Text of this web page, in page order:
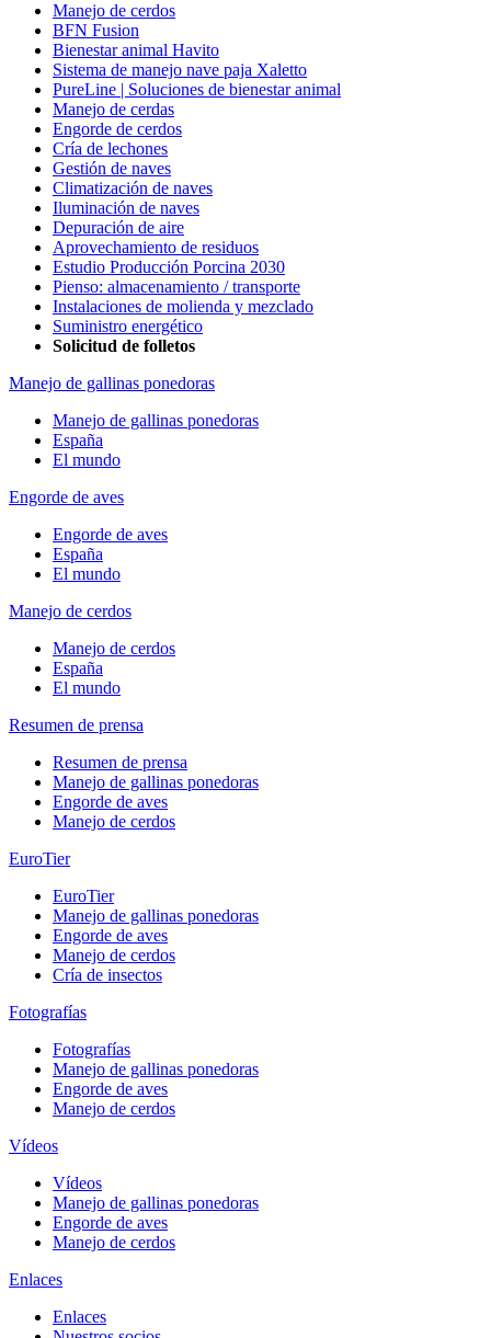
Manejo de cerdos
BFN Fusion
Bienestar animal Havito
Sistema de manejo nave paja Xaletto
PureLine | Soluciones de bienestar animal
Manejo de cerdas
Engorde de cerdos
Cría de lechones
Gestión de naves
Climatización de naves
Iluminación de naves
Depuración de aire
Aprovechamiento de residuos
Estudio Producción Porcina 2030
Pienso: almacenamiento / transporte
Instalaciones de molienda y mezclado
Suministro energético
Solicitud de folletos
Manejo de gallinas ponedoras
Manejo de gallinas ponedoras
España
El mundo
Engorde de aves
Engorde de aves
España
El mundo
Manejo de cerdos
Manejo de cerdos
España
El mundo
Resumen de prensa
Resumen de prensa
Manejo de gallinas ponedoras
Engorde de aves
Manejo de cerdos
EuroTier
EuroTier
Manejo de gallinas ponedoras
Engorde de aves
Manejo de cerdos
Cría de insectos
Fotografías
Fotografías
Manejo de gallinas ponedoras
Engorde de aves
Manejo de cerdos
Vídeos
Vídeos
Manejo de gallinas ponedoras
Engorde de aves
Manejo de cerdos
Enlaces
Enlaces